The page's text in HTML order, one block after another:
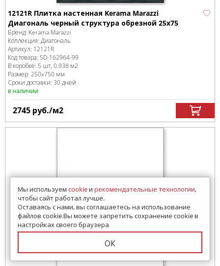
12121R Плитка настенная Kerama Marazzi
Диагональ черный структура обрезной 25x75
Бренд: Kerama Marazzi
Коллекция: Диагональ
Артикул: 12121R
Код товара: SD-162964-99
В коробке: 5 шт, 0.938 м2
Размер: 250x750 мм
Сроки доставки: 30 дней
в наличии
2745 руб./м2
Мы используем cookieи рекомендательные технологии,
чтобы сайт работал лучше.
Оставаясь с нами, вы соглашаетесь на использование
файлов cookie.Вы можете запретить сохранение cookie в
настройках своего браузера
ОК